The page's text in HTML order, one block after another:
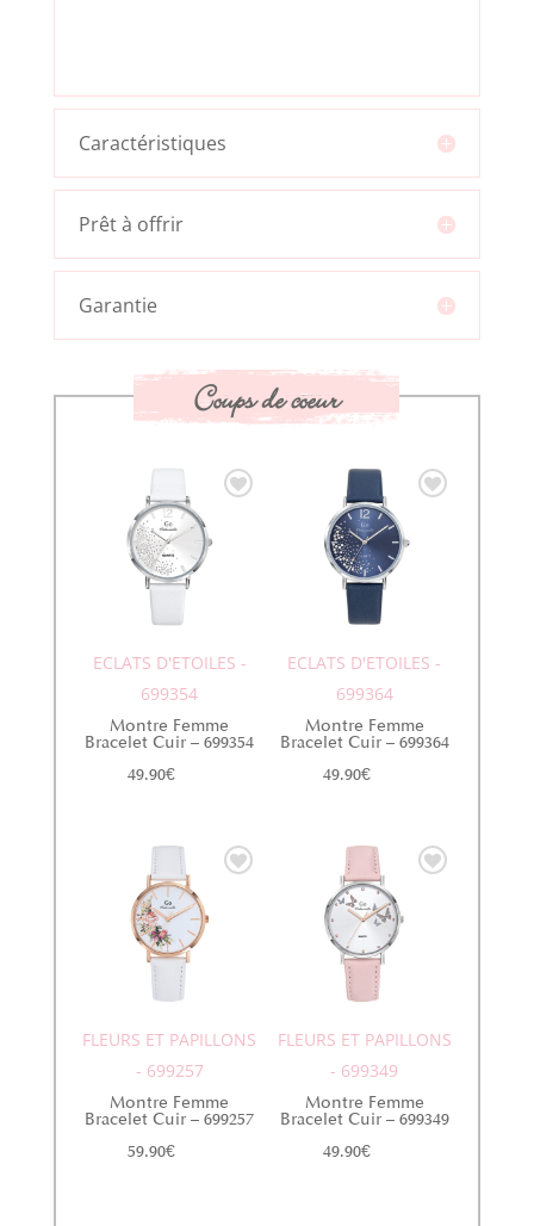
Caractéristiques
Prêt à offrir
Garantie
Coups de coeur
ECLATS D'ETOILES -
699354
Montre Femme
Bracelet Cuir – 699354
49.90€
ECLATS D'ETOILES -
699364
Montre Femme
Bracelet Cuir – 699364
49.90€
FLEURS ET PAPILLONS
- 699257
Montre Femme
Bracelet Cuir – 699257
59.90€
FLEURS ET PAPILLONS
- 699349
Montre Femme
Bracelet Cuir – 699349
49.90€